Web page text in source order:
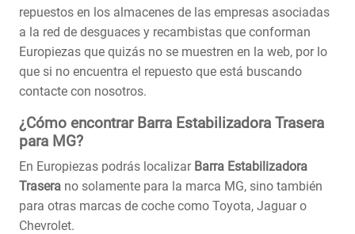
repuestos en los almacenes de las empresas asociadas
a la red de desguaces y recambistas que conforman
Europiezas que quizás no se muestren en la web, por lo
que si no encuentra el repuesto que está buscando
contacte con nosotros.
¿Cómo encontrar Barra Estabilizadora Trasera
para MG?
En Europiezas podrás localizar Barra Estabilizadora
Trasera no solamente para la marca MG, sino también
para otras marcas de coche como Toyota, Jaguar o
Chevrolet.